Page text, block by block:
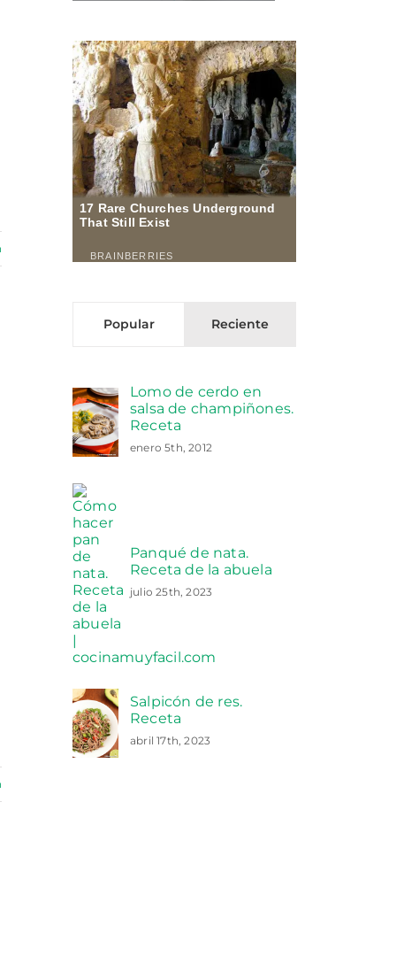
Popular Reciente
Lomo de cerdo en
salsa de champiñones.
Receta
enero 5th, 2012
Panqué de nata.
Receta de la abuela
julio 25th, 2023
Salpicón de res.
Receta
abril 17th, 2023